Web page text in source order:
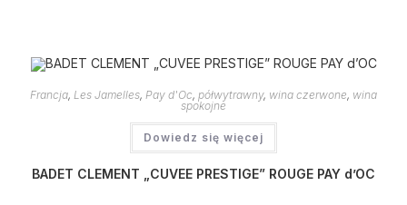
Francja, Les Jamelles, Pay d'Oc, półwytrawny, wina czerwone, wina
spokojne
Dowiedz się więcej
BADET CLEMENT „CUVEE PRESTIGE” ROUGE PAY d’OC